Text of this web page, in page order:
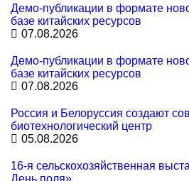
Демо-публикации в формате
базе китайских ресурсов
07.08.2026
Демо-публикации в формате
базе китайских ресурсов
07.08.2026
Россия и Белоруссия создают
биотехнологический центр
05.08.2026
16-я сельскохозяйственная
День поля»